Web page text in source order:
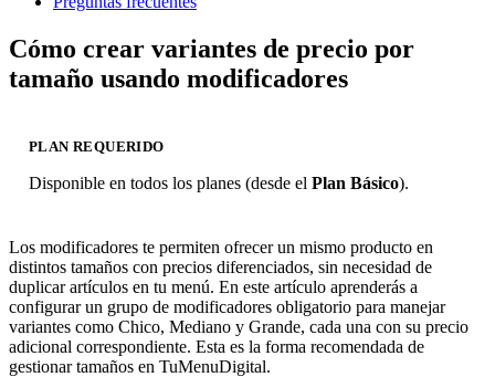
Cómo crear variantes de precio por
tamaño usando modificadores
PLAN REQUERIDO
Disponible en todos los planes (desde el Plan Básico).
Los modificadores te permiten ofrecer un mismo producto en
distintos tamaños con precios diferenciados, sin necesidad de
duplicar artículos en tu menú. En este artículo aprenderás a
configurar un grupo de modificadores obligatorio para manejar
variantes como Chico, Mediano y Grande, cada una con su precio
adicional correspondiente. Esta es la forma recomendada de
gestionar tamaños en TuMenuDigital.